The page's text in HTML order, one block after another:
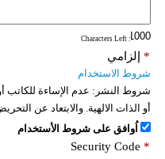
: Characters Left
إلزامي *
شروط الاستخدام
شروط النشر: عدم الإساءة للكاتب
أو الذات الالهية. والابتعاد عن
اُوافق على شروط الأستخدام
Security Code *